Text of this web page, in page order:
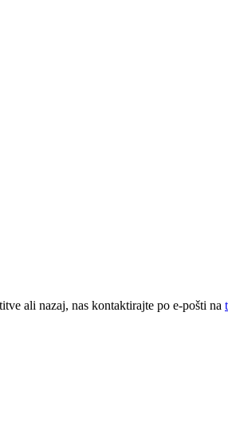
ali nazaj, nas kontaktirajte po e-pošti na